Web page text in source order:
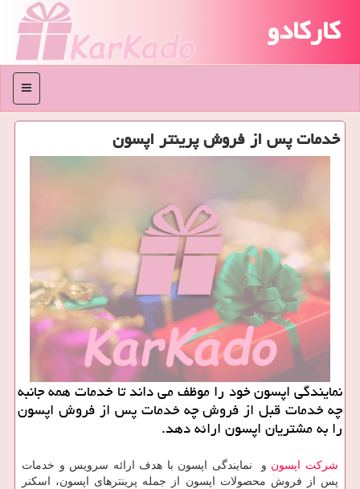
کارکادو
منو
خدمات پس از فروش پرینتر اپسون
نمایندگی اپسون خود را موظف می داند تا خدمات همه جانبه
چه خدمات قبل از فروش چه خدمات پس از فروش اپسون
را به مشتریان اپسون ارائه دهد.
شرکت اپسون و نمایندگی اپسون با هدف ارائه سرویس و خدمات
پس از فروش محصولات اپسون از جمله پرینترهای اپسون، اسکنر